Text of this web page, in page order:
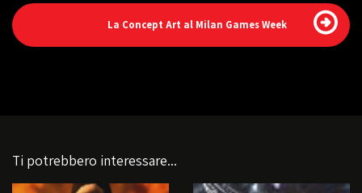
La Concept Art al Milan Games Week
Ti potrebbero interessare...